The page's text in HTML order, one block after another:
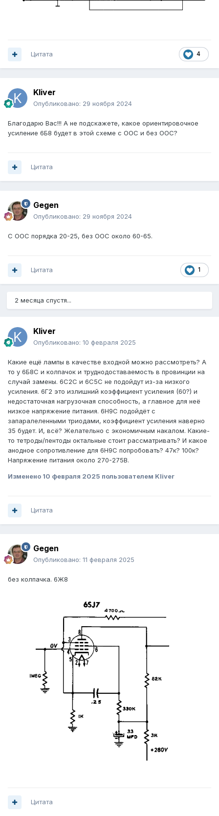
4
Цитата
Kliver
Опубликовано: 29 ноября 2024
Благодарю Вас!!! А не подскажете, какое ориентировочное
усиление 6Б8 будет в этой схеме с ООС и без ООС?
Цитата
Gegen
Опубликовано: 29 ноября 2024
С ООС порядка 20-25, без ООС около 60-65.
1
Цитата
2 месяца спустя...
Kliver
Опубликовано: 10 февраля 2025
Какие ещё лампы в качестве входной можно рассмотреть? А
то у 6Б8С и колпачок и труднодоставаемость в провинции на
случай замены. 6С2С и 6С5С не подойдут из-за низкого
усиления. 6Г2 это излишний коэффициент усиления (60?) и
недостаточная нагрузочная способность, а главное для неё
низкое напряжение питания. 6Н9С подойдёт с
запаралеленными триодами, коэффициент усиления наверно
35 будет. И, всё? Желательно с экономичным накалом. Какие-
то тетроды/пентоды октальные стоит рассматривать? И какое
анодное сопротивление для 6Н9С попробовать? 47к? 100к?
Напряжение питания около 270-275В.
Изменено 10 февраля 2025 пользователем Kliver
Цитата
Gegen
Опубликовано: 11 февраля 2025
без колпачка. 6Ж8
Цитата